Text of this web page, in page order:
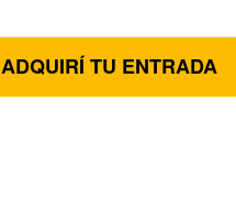
ADQUIRÍ TU ENTRADA